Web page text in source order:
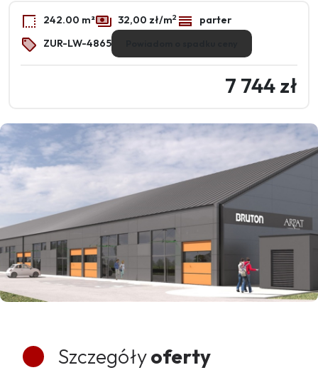
242.00 m² 32,00 zł/m2
parter
ZUR-LW-4865
7 744 zł
Szczegółyoferty